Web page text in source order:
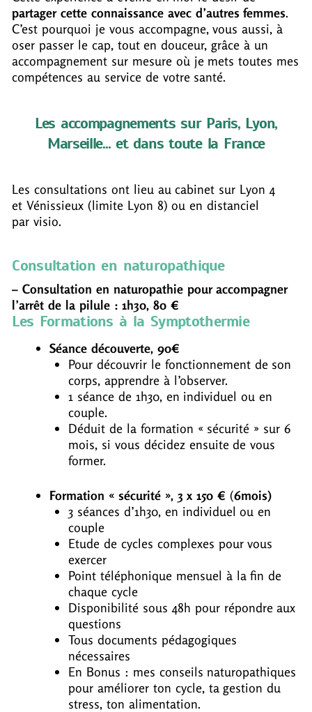
partager cette connaissance avec d’autres femmes.
C’est pourquoi je vous accompagne, vous aussi, à
oser passer le cap, tout en douceur, grâce à un
accompagnement sur mesure où je mets toutes mes
compétences au service de votre santé.
Les accompagnements sur Paris, Lyon,
Marseille... et dans toute la France
Les consultations ont lieu au cabinet sur Lyon 4
et Vénissieux (limite Lyon 8) ou en distanciel
par visio.
Consultation en naturopathique
– Consultation en naturopathie pour accompagner
l’arrêt de la pilule : 1h30, 80 €
Les Formations à la Symptothermie
Séance découverte, 90€
Pour découvrir le fonctionnement de son
corps, apprendre à l’observer.
1 séance de 1h30, en individuel ou en
couple.
Déduit de la formation « sécurité » sur 6
mois, si vous décidez ensuite de vous
former.
Formation « sécurité »,3 x 150 € (6mois)
3 séances d’1h30, en individuel ou en
couple
Etude de cycles complexes pour vous
exercer
Point téléphonique mensuel à la fin de
chaque cycle
Disponibilité sous 48h pour répondre aux
questions
Tous documents pédagogiques
nécessaires
En Bonus : mes conseils naturopathiques
pour améliorer ton cycle, ta gestion du
stress, ton alimentation.